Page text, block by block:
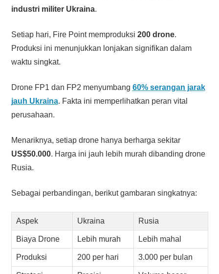
industri militer Ukraina.
Setiap hari, Fire Point memproduksi 200 drone.
Produksi ini menunjukkan lonjakan signifikan dalam
waktu singkat.
Drone FP1 dan FP2 menyumbang 60% serangan jarak
jauh Ukraina. Fakta ini memperlihatkan peran vital
perusahaan.
Menariknya, setiap drone hanya berharga sekitar
US$50.000. Harga ini jauh lebih murah dibanding drone
Rusia.
Sebagai perbandingan, berikut gambaran singkatnya:
Aspek Ukraina Rusia
Biaya Drone Lebih murah Lebih mahal
Produksi 200 per hari 3.000 per bulan